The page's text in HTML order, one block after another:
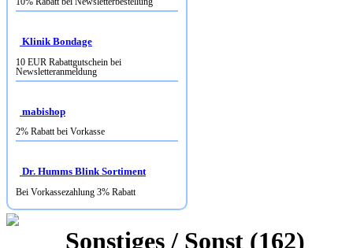
Klinik Bondage
Newsletteranmeldung
mabishop
Dr. Humms Blink Sortiment
Sonstiges / Sonst (162)